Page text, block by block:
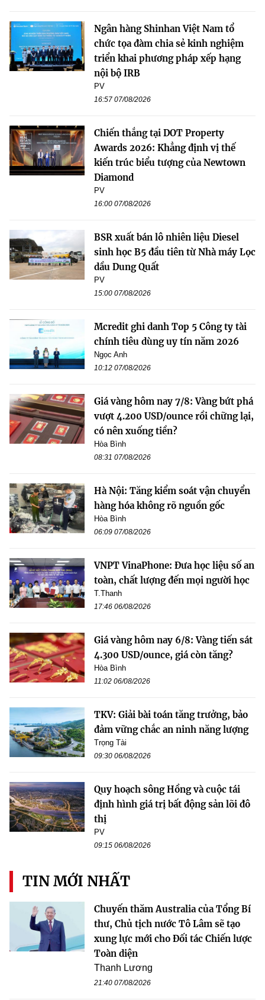
Ngân hàng Shinhan Việt Nam tổ
chức tọa đàm chia sẻ kinh nghiệm
triển khai phương pháp xếp hạng
nội bộ IRB
PV
16:57 07/08/2026
Chiến thắng tại DOT Property
Awards 2026: Khẳng định vị thế
kiến trúc biểu tượng của Newtown
Diamond
PV
16:00 07/08/2026
BSR xuất bán lô nhiên liệu Diesel
sinh học B5 đầu tiên từ Nhà máy Lọc
dầu Dung Quất
PV
15:00 07/08/2026
Mcredit ghi danh Top 5 Công ty tài
chính tiêu dùng uy tín năm 2026
Ngọc Anh
10:12 07/08/2026
Giá vàng hôm nay 7/8: Vàng bứt phá
vượt 4.200 USD/ounce rồi chững lại,
có nên xuống tiền?
Hòa Bình
08:31 07/08/2026
Hà Nội: Tăng kiểm soát vận chuyển
hàng hóa không rõ nguồn gốc
Hòa Bình
06:09 07/08/2026
VNPT VinaPhone: Đưa học liệu số an
toàn, chất lượng đến mọi người học
T.Thanh
17:46 06/08/2026
Giá vàng hôm nay 6/8: Vàng tiến sát
4.300 USD/ounce, giá còn tăng?
Hòa Bình
11:02 06/08/2026
TKV: Giải bài toán tăng trưởng, bảo
đảm vững chắc an ninh năng lượng
Trọng Tài
09:30 06/08/2026
Quy hoạch sông Hồng và cuộc tái
định hình giá trị bất động sản lõi đô
thị
PV
09:15 06/08/2026
TIN MỚI NHẤT
Chuyến thăm Australia của Tổng Bí
thư, Chủ tịch nước Tô Lâm sẽ tạo
xung lực mới cho Đối tác Chiến lược
Toàn diện
Thanh Lương
21:40 07/08/2026